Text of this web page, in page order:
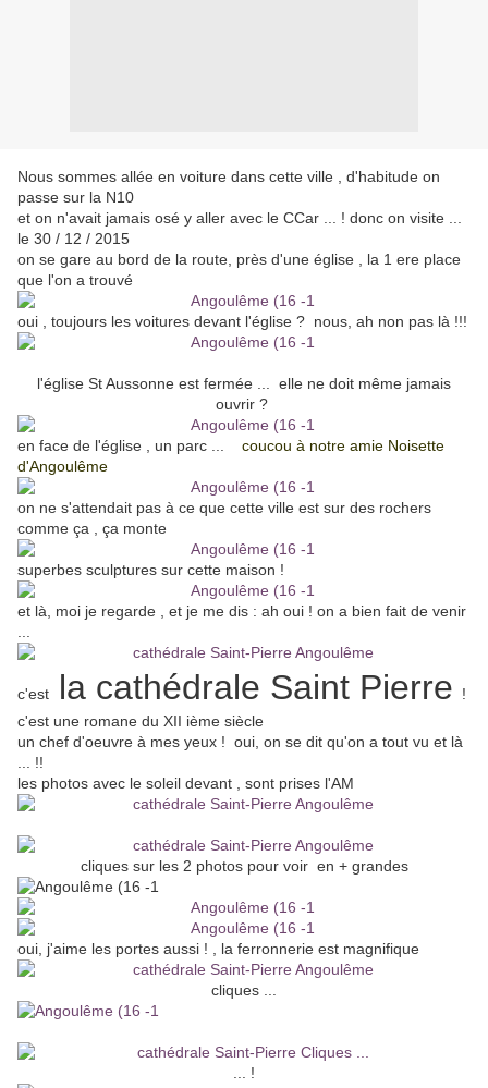
Nous sommes allée en voiture dans cette ville , d'habitude on
passe sur la N10
et on n'avait jamais osé y aller avec le CCar ... ! donc on visite ...
le 30 / 12 / 2015
on se gare au bord de la route, près d'une église , la 1 ere place
que l'on a trouvé
oui , toujours les voitures devant l'église ? nous, ah non pas là !!!
l'église St Aussonne est fermée ... elle ne doit même jamais
ouvrir ?
en face de l'église , un parc ... coucou à notre amie Noisette
d'Angoulême
on ne s'attendait pas à ce que cette ville est sur des rochers
comme ça , ça monte
superbes sculptures sur cette maison !
et là, moi je regarde , et je me dis : ah oui ! on a bien fait de venir
c'est la cathédrale Saint Pierre !
c'est une romane du XII ième siècle
un chef d'oeuvre à mes yeux ! oui, on se dit qu'on a tout vu et là
... !!
les photos avec le soleil devant , sont prises l'AM
cliques sur les 2 photos pour voir en + grandes
oui, j'aime les portes aussi ! , la ferronnerie est magnifique
cliques ...
... !